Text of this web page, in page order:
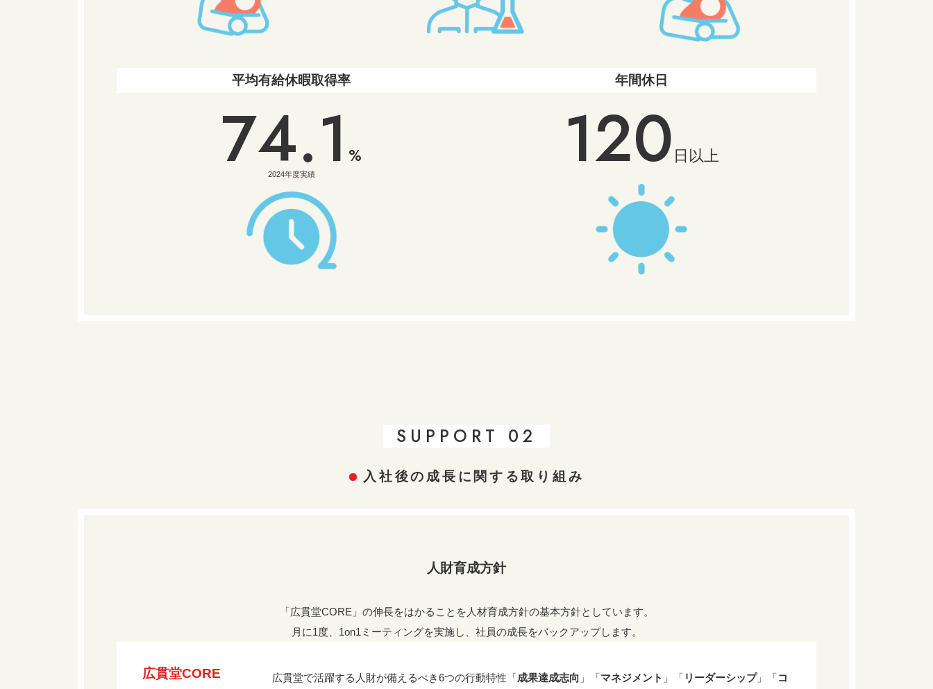
平均有給休暇取得率
74.1 %
2024年度実績
年間休日
120日以上
SUPPORT 02
入社後の成長に関する取り組み
人財育成方針
「広貫堂CORE」の伸長をはかることを人材育成方針の基本方針としています。
月に1度、1on1ミーティングを実施し、社員の成長をバックアップします。
広貫堂CORE 広貫堂で活躍する人財が備えるべき6つの行動特性「成果達成志向 」「マネジメント 」「 リーダーシップ」「コ